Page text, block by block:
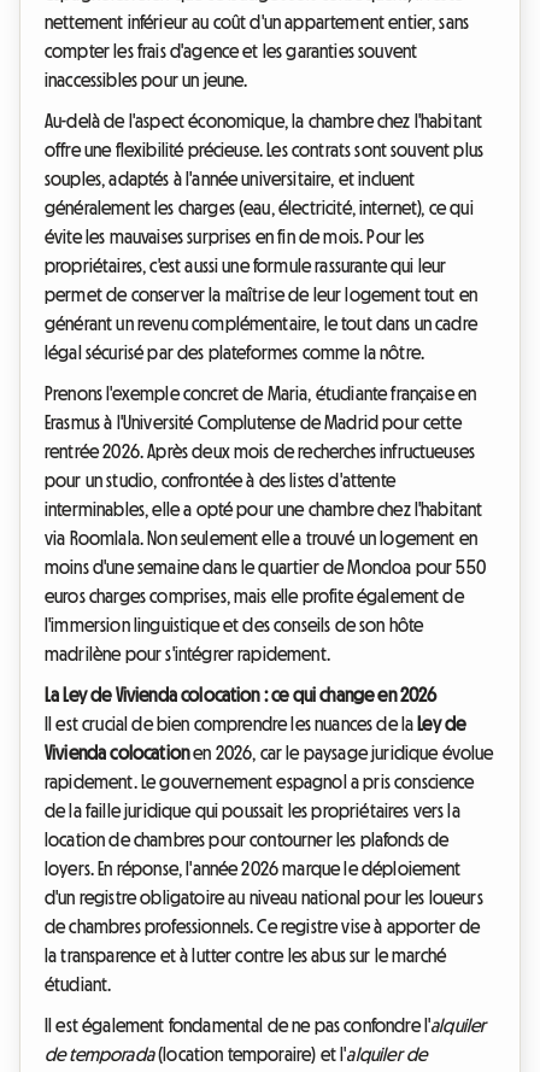
nettement inférieur au coût d'un appartement entier, sans
compter les frais d'agence et les garanties souvent
inaccessibles pour un jeune.
Au-delà de l'aspect économique, la chambre chez l'habitant
offre une flexibilité précieuse. Les contrats sont souvent plus
souples, adaptés à l'année universitaire, et incluent
généralement les charges (eau, électricité, internet), ce qui
évite les mauvaises surprises en fin de mois. Pour les
propriétaires, c'est aussi une formule rassurante qui leur
permet de conserver la maîtrise de leur logement tout en
générant un revenu complémentaire, le tout dans un cadre
légal sécurisé par des plateformes comme la nôtre.
Prenons l'exemple concret de Maria, étudiante française en
Erasmus à l'Université Complutense de Madrid pour cette
rentrée 2026. Après deux mois de recherches infructueuses
pour un studio, confrontée à des listes d'attente
interminables, elle a opté pour une chambre chez l'habitant
via Roomlala. Non seulement elle a trouvé un logement en
moins d'une semaine dans le quartier de Moncloa pour 550
euros charges comprises, mais elle profite également de
l'immersion linguistique et des conseils de son hôte
madrilène pour s'intégrer rapidement.
La Ley de Vivienda colocation : ce qui change en 2026
Il est crucial de bien comprendre les nuances de la Ley de
Vivienda colocationen 2026, car le paysage juridique évolue
rapidement. Le gouvernement espagnol a pris conscience
de la faille juridique qui poussait les propriétaires vers la
location de chambres pour contourner les plafonds de
loyers. En réponse, l'année 2026 marque le déploiement
d'un registre obligatoire au niveau national pour les loueurs
de chambres professionnels. Ce registre vise à apporter de
la transparence et à lutter contre les abus sur le marché
étudiant.
Il est également fondamental de ne pas confondre l'alquiler
de temporada(location temporaire) et l'alquiler de